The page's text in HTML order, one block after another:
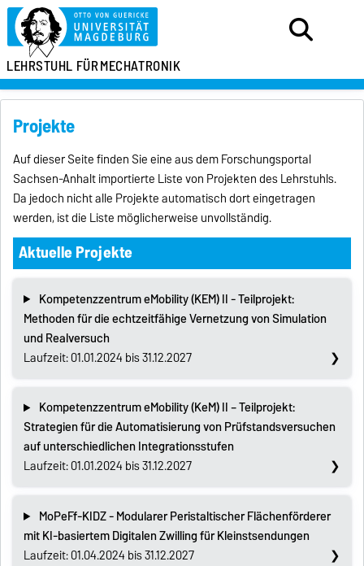
LEHRSTUHL FÜRMECHATRONIK
Projekte
Auf dieser Seite finden Sie eine aus dem Forschungsportal
Sachsen-Anhalt importierte Liste von Projekten des Lehrstuhls.
Da jedoch nicht alle Projekte automatisch dort eingetragen
werden, ist die Liste möglicherweise unvollständig.
Aktuelle Projekte
Kompetenzzentrum eMobility (KEM) II - Teilprojekt:
Methoden für die echtzeitfähige Vernetzung von Simulation
und Realversuch
Laufzeit: 01.01.2024 bis 31.12.2027
Kompetenzzentrum eMobility (KeM) II – Teilprojekt:
Strategien für die Automatisierung von Prüfstandsversuchen
auf unterschiedlichen Integrationsstufen
Laufzeit: 01.01.2024 bis 31.12.2027
MoPeFf-KIDZ - Modularer Peristaltischer Flächenförderer
mit KI-basiertem Digitalen Zwilling für Kleinstsendungen
Laufzeit: 01.04.2024 bis 31.12.2027